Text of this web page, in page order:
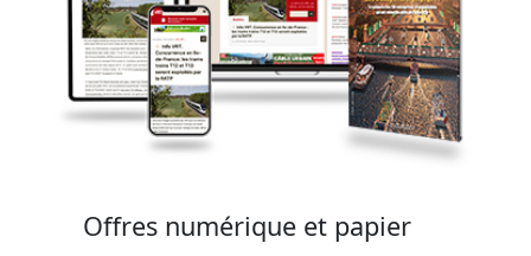
Offres numérique et papier